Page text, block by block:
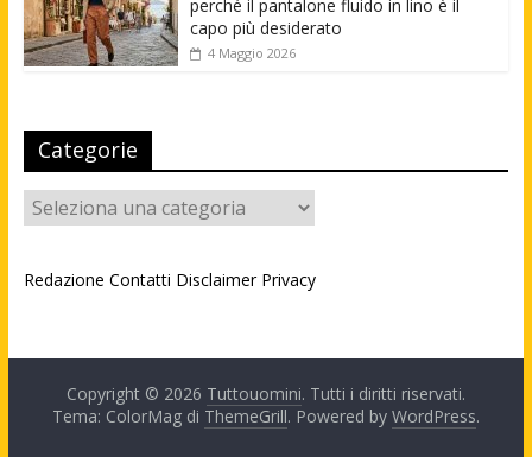
perché il pantalone fluido in lino è il
capo più desiderato
4 Maggio 2026
Categorie
Categorie
Redazione Contatti Disclaimer Privacy
Copyright © 2026 Tuttouomini. Tutti i diritti riservati.
Tema: ColorMag di ThemeGrill. Powered by WordPress.